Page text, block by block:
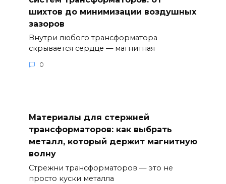
шихтов до минимизации воздушных
зазоров
Внутри любого трансформатора
скрывается сердце — магнитная
0
Материалы для стержней
трансформаторов: как выбрать
металл, который держит магнитную
волну
Стрежни трансформаторов — это не
просто куски металла